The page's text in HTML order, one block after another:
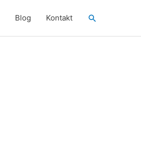
Blog Kontakt Suchen